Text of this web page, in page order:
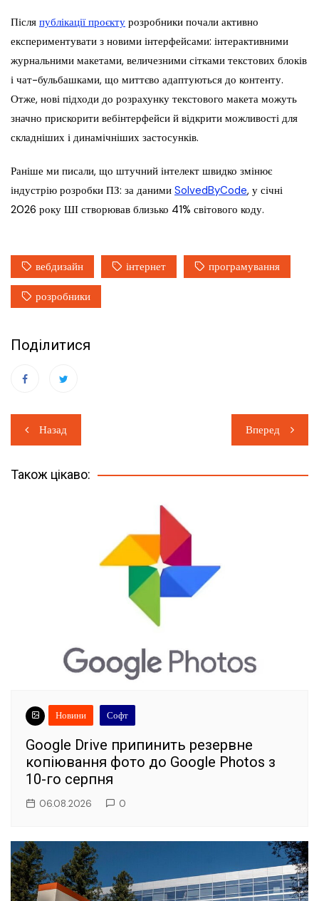
Після публікації проєкту розробники почали активно
експериментувати з новими інтерфейсами: інтерактивними
журнальними макетами, величезними сітками текстових блоків
і чат-бульбашками, що миттєво адаптуються до контенту.
Отже, нові підходи до розрахунку текстового макета можуть
значно прискорити вебінтерфейси й відкрити можливості для
складніших і динамічніших застосунків.
Раніше ми писали, що штучний інтелект швидко змінює
індустрію розробки ПЗ: за даними SolvedByCode, у січні
2026 року ШІ створював близько 41% світового коду.
вебдизайн інтернет програмування
розробники
Поділитися
Навігація
записів
Назад Вперед
Також цікаво:
Новини Софт
Google Drive припинить резервне
копіювання фото до Google Photos з
10-го серпня
06.08.2026 0